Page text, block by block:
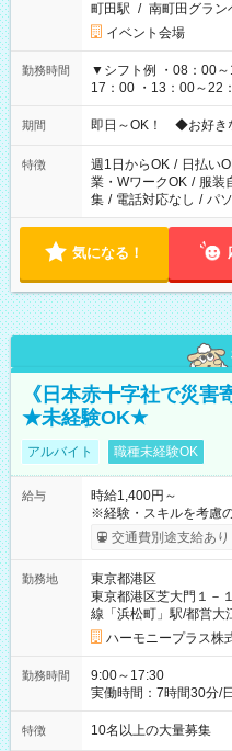
町田駅 / 南町田グラン
イベント会場
勤務時間
▼シフト例 ・08：00
17：00 ・13：00～22：00 ・
仕事により勤務時間が
期間 即日～OK！ ◆お好き
特徴 週1日からOK / 日払い
業・WワークOK / 服装
集 / 電話対応なし / パ
気になる！
《日本赤十字社で災
★未経験OK★
アルバイト 職種未経験OK
給与
時給1,400円～
※経験・スキルを考慮
（勤務実績・評価によ
当を全額支給します。
間中も給与・待遇に変更はありませ
あり 試用期間の長さ：
です。 試用期間中は、
れる可能性があります
交通費別途支給あり
勤務地
東京都港区
東京都港区芝大門１－
線「浜松町」駅/都営大
線「御成⾨」駅）
ハーモニープラス株
勤務時間
9:00～17:30
実働時間：7時間30分/
だける方 ・実働時間：
特徴 10名以上の大量募集